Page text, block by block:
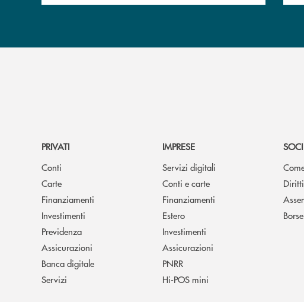
PRIVATI
Conti
Carte
Finanziamenti
Investimenti
Previdenza
Assicurazioni
Banca digitale
Servizi
IMPRESE
Servizi digitali
Conti e carte
Finanziamenti
Estero
Investimenti
Assicurazioni
PNRR
Hi-POS mini
SOCI